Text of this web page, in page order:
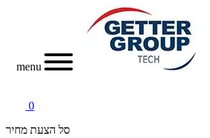
menu
0
סל הצעת מחיר